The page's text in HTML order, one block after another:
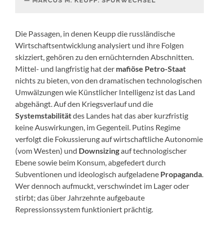
Die Passagen, in denen Keupp die russländische
Wirtschaftsentwicklung analysiert und ihre Folgen
skizziert, gehören zu den ernüchternden Abschnitten.
Mittel- und langfristig hat der mafiöse Petro-Staat
nichts zu bieten, von den dramatischen technologischen
Umwälzungen wie Künstlicher Intelligenz ist das Land
abgehängt. Auf den Kriegsverlauf und die
Systemstabilitätdes Landes hat das aber kurzfristig
keine Auswirkungen, im Gegenteil. Putins Regime
verfolgt die Fokussierung auf wirtschaftliche Autonomie
(vom Westen) und Downsizingauf technologischer
Ebene sowie beim Konsum, abgefedert durch
Subventionen und ideologisch aufgeladene Propaganda.
Wer dennoch aufmuckt, verschwindet im Lager oder
stirbt; das über Jahrzehnte aufgebaute
Repressionssystem funktioniert prächtig.